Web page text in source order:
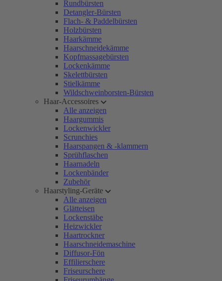
Rundbürsten
Detangler-Bürsten
Flach- & Paddelbürsten
Holzbürsten
Haarkämme
Haarschneidekämme
Kopfmassagebürsten
Lockenkämme
Skelettbürsten
Stielkämme
Wildschweinborsten-Bürsten
Haar-Accessoires
Alle anzeigen
Haargummis
Lockenwickler
Scrunchies
Haarspangen & -klammern
Sprühflaschen
Haarnadeln
Lockenbänder
Zubehör
Haarstyling-Geräte
Alle anzeigen
Glätteisen
Lockenstäbe
Heizwickler
Haartrockner
Haarschneidemaschine
Diffusor-Fön
Effilierschere
Friseurschere